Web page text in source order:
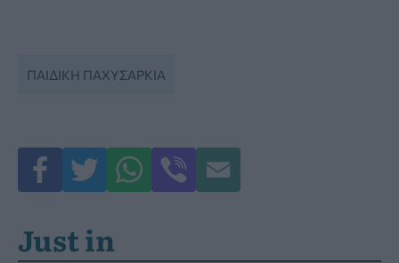
ΠΑΙΔΙΚΉ ΠΑΧΥΣΑΡΚΊΑ
Just in